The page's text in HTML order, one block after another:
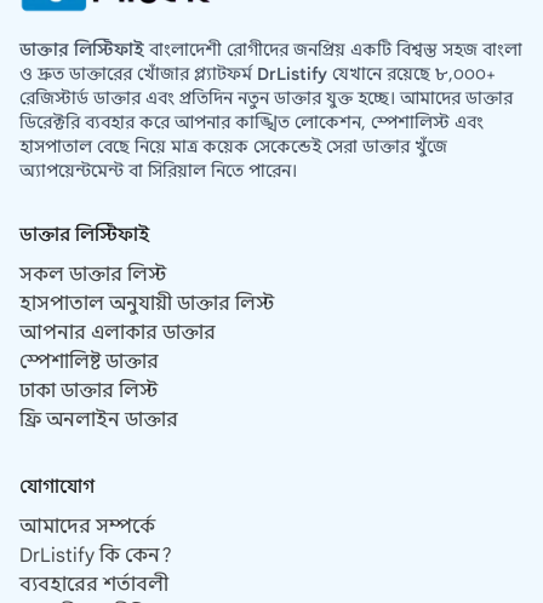
ডাক্তার লিস্টিফাইবাংলাদেশী রোগীদের জনপ্রিয় একটি বিশ্বস্ত সহজ বাংলা
ও দ্রুত ডাক্তারের খোঁজার প্ল্যাটফর্ম DrListify যেখানে রয়েছে ৮,০০০+
রেজিস্টার্ড ডাক্তার এবং প্রতিদিন নতুন ডাক্তার যুক্ত হচ্ছে। আমাদের ডাক্তার
ডিরেক্টরি ব্যবহার করে আপনার কাঙ্খিত লোকেশন, স্পেশালিস্ট এবং
হাসপাতাল বেছে নিয়ে মাত্র কয়েক সেকেন্ডেই সেরা ডাক্তার খুঁজে
অ্যাপয়েন্টমেন্ট বা সিরিয়াল নিতে পারেন।
ডাক্তার লিস্টিফাই
সকল ডাক্তার লিস্ট
হাসপাতাল অনুযায়ী ডাক্তার লিস্ট
আপনার এলাকার ডাক্তার
স্পেশালিষ্ট ডাক্তার
ঢাকা ডাক্তার লিস্ট
ফ্রি অনলাইন ডাক্তার
যোগাযোগ
আমাদের সম্পর্কে
DrListify কি কেন?
ব্যবহারের শর্তাবলী